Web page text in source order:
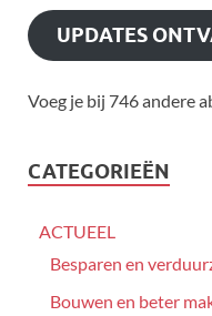
UPDATES
Voeg je bij 746 andere
CATEGORIEËN
ACTUEEL
Besparen en
Bouwen en beter